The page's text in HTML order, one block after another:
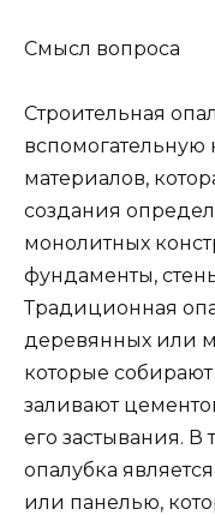
Смысл вопроса
Строительная
материалов,
создания
монолитных
фундаменты,
Традиционная
деревянных или
которые собирают
заливают
его застывания. В
опалубка
или панелью,